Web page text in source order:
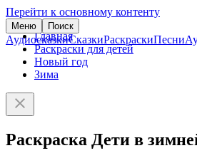
Перейти к основному контенту
Меню Поиск
АудиосказкиСказкиРаскраскиПесни
Главная
Раскраски для детей
Новый год
Зима
Раскраска Дети в